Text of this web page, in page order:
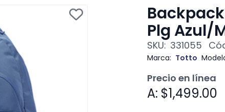
Plg Azul/
SKU: 331055
Marca: Totto
Precio en línea
A: $1,499.00